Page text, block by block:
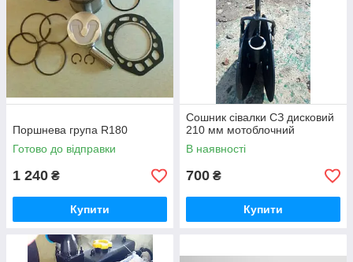
Поршнева група R180
Готово до відправки
1 240 ₴
Купити
Сошник сівалки СЗ дисковий
210 мм мотоблочний
В наявності
700 ₴
Купити